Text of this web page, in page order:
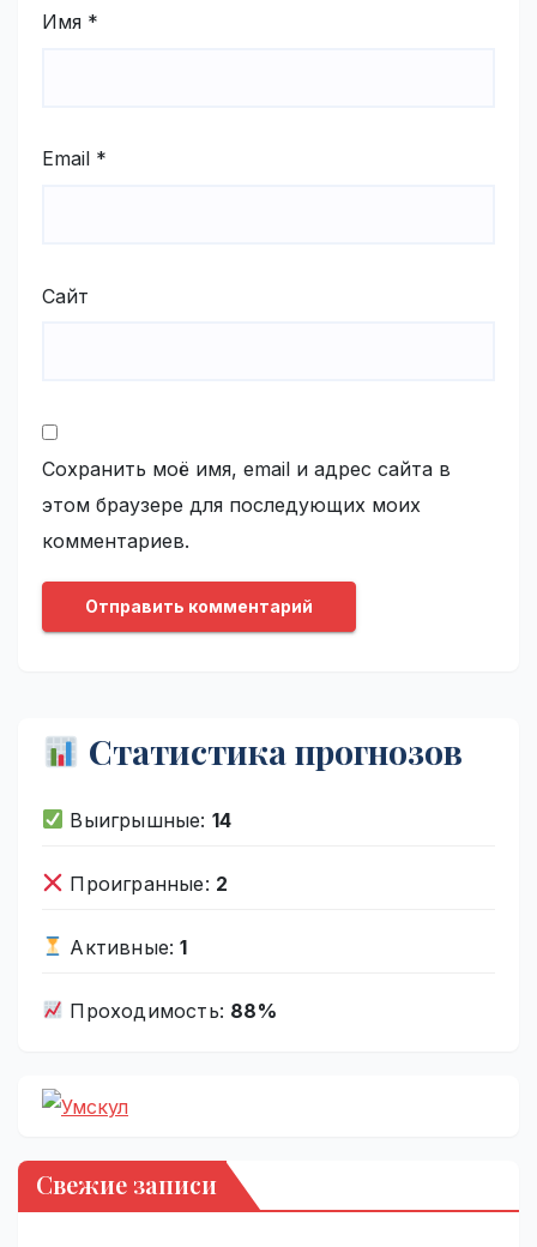
Имя *
Email *
Сайт
Сохранить моё имя, email и адрес сайта в
этом браузере для последующих моих
комментариев.
Статистика прогнозов
Выигрышные: 14
Проигранные: 2
Активные:1
Проходимость: 88%
Свежие записи